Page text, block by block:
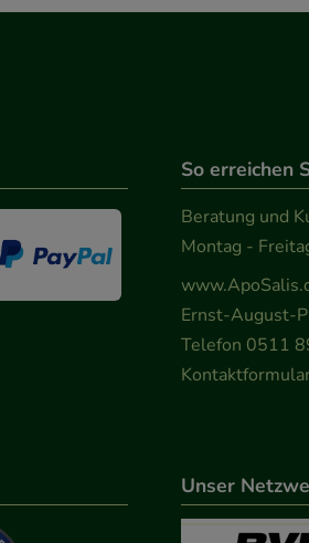
So erreichen
Beratung und
Montag -
Ernst-August-
Telefon 0511
Unser